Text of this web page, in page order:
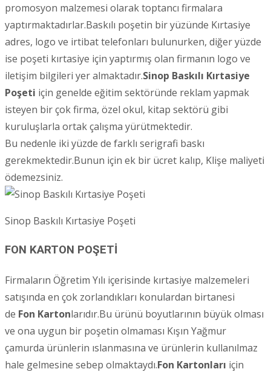
promosyon malzemesi olarak toptancı firmalara
yaptırmaktadırlar.Baskılı poşetin bir yüzünde Kırtasiye
adres, logo ve irtibat telefonları bulunurken, diğer yüzde
ise poşeti kırtasiye için yaptırmış olan firmanın logo ve
iletişim bilgileri yer almaktadır.Sinop Baskılı Kırtasiye
Poşeti için genelde eğitim sektöründe reklam yapmak
isteyen bir çok firma, özel okul, kitap sektörü gibi
kuruluşlarla ortak çalışma yürütmektedir.
Bu nedenle iki yüzde de farklı serigrafi baskı
gerekmektedir.Bunun için ek bir ücret kalıp, Klişe maliyeti
ödemezsiniz.
Sinop Baskılı Kırtasiye Poşeti
FON KARTON POŞETİ
Firmaların Öğretim Yılı içerisinde kırtasiye malzemeleri
satışında en çok zorlandıkları konulardan birtanesi
de Fon Kartonlarıdır.Bu ürünü boyutlarının büyük olması
ve ona uygun bir poşetin olmaması Kışın Yağmur
çamurda ürünlerin ıslanmasına ve ürünlerin kullanılmaz
hale gelmesine sebep olmaktaydı.Fon Kartonları için